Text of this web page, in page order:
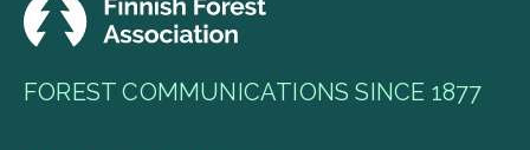
FOREST COMMUNICATIONS SINCE 1877